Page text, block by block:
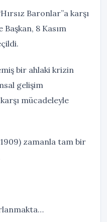
Baronlar”a karşı
Başkan, 8 Kasım
bir ahlaki krizin
gelişim
mücadeleyle
zamanla tam bir